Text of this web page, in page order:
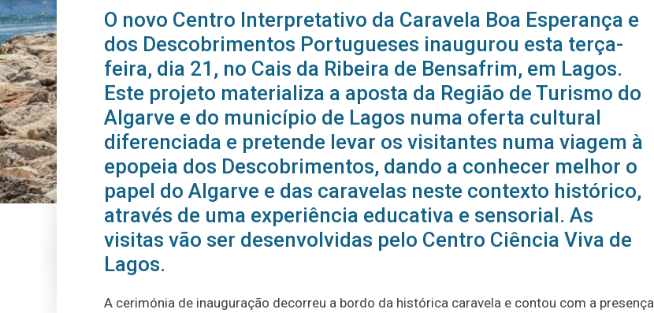
O novo Centro Interpretativo da Caravela Boa Esperança e
dos Descobrimentos Portugueses inaugurou esta terça-
feira, dia 21, no Cais da Ribeira de Bensafrim, em Lagos.
Este projeto materializa a aposta da Região de Turismo do
Algarve e do município de Lagos numa oferta cultural
diferenciada e pretende levar os visitantes numa viagem à
epopeia dos Descobrimentos, dando a conhecer melhor o
papel do Algarve e das caravelas neste contexto histórico,
através de uma experiência educativa e sensorial. As
visitas vão ser desenvolvidas pelo Centro Ciência Viva de
Lagos.
A cerimónia de inauguração decorreu a bordo da histórica caravela e contou com a presença